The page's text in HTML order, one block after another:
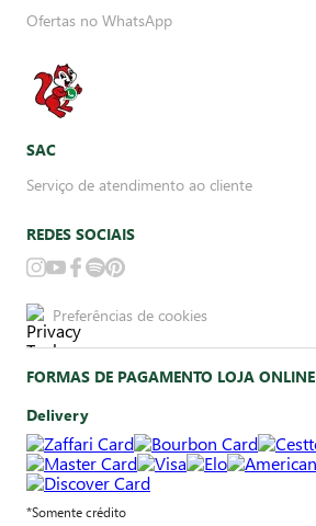
Ofertas no WhatsApp
SAC
Serviço de atendimento ao cliente
REDES SOCIAIS
Preferências de cookies
FORMAS DE PAGAMENTO LOJA ONLINE
Delivery
*Somente crédito